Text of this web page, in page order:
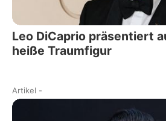
Leo DiCaprio präsentiert
heiße Traumfigur
Artikel -